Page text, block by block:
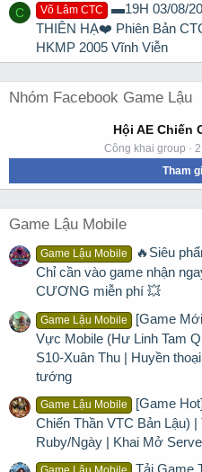
C Võ Lâm CTC
▬19H 03/08/
THIÊN HẠ❤️ Phiên Bản
HKMP 2005 Vĩnh Viễn
Nhóm Facebook Game Lậu
Hội AE Chiến
Công khai group ·
Tham
Game Lậu Mobile
Game Lậu Mobile
🔥Siêu
Chỉ cần vào game nhận
CƯƠNG miễn phí 💥
Game Lậu Mobile
[Game
Vực Mobile (Hư Linh Tam
S10-Xuân Thu | Huyền
tướng
Game Lậu Mobile
[Game
Chiến Thần VTC Bản Lậu)
Ruby/Ngày | Khai Mở